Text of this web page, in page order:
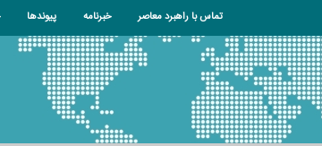
تماس با راهبرد معاصر خبرنامه پیوندها